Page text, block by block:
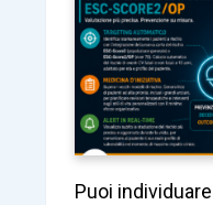
Puoi